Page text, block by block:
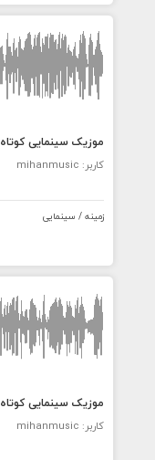
موزیک سینمایی کوتاه Executioner
کاربر: mihanmusic
زمینه / سینمایی
موزیک سینمایی کوتاه Death
کاربر: mihanmusic